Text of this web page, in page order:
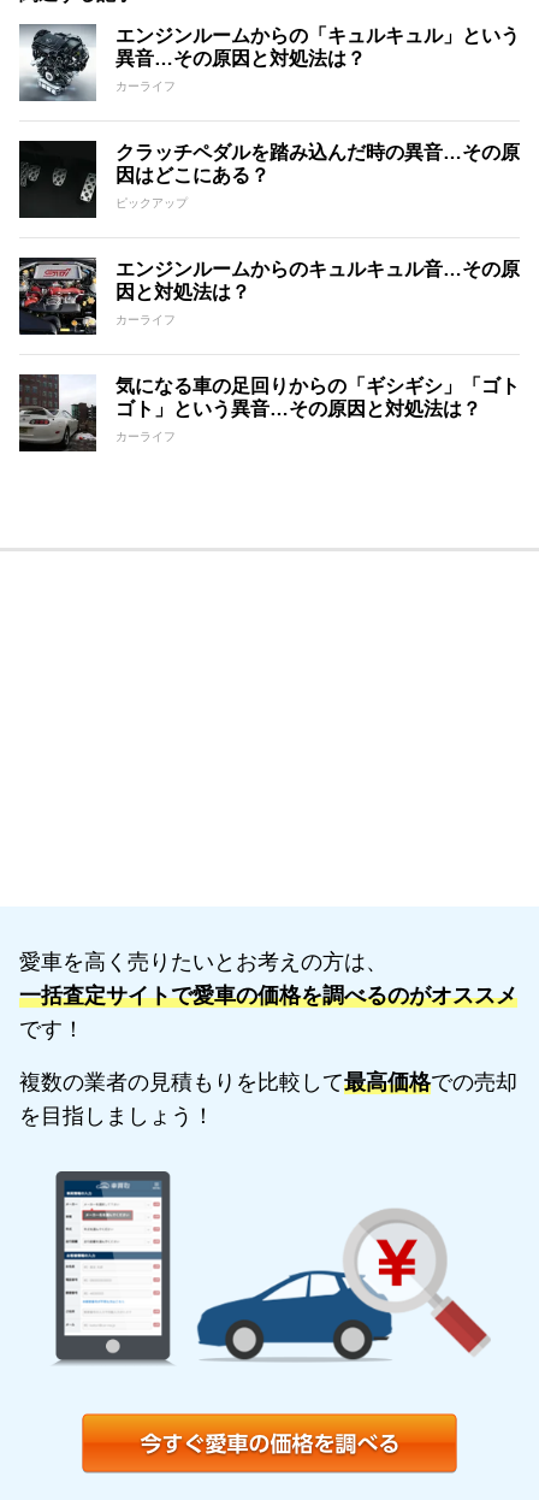
エンジンルームからの「キュルキュル」という
異音…その原因と対処法は？
カーライフ
クラッチペダルを踏み込んだ時の異音…その原
因はどこにある？
ピックアップ
エンジンルームからのキュルキュル音…その原
因と対処法は？
カーライフ
気になる車の足回りからの「ギシギシ」「ゴト
ゴト」という異音…その原因と対処法は？
カーライフ
愛車を高く売りたいとお考えの方は、
一括査定サイトで愛車の価格を調べるのがオススメ
です！
複数の業者の見積もりを比較して最高価格での売却
を目指しましょう！